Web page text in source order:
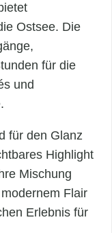
Ostsee. Die
für die
und
für den Glanz
Highlight
Mischung
Flair
Erlebnis für